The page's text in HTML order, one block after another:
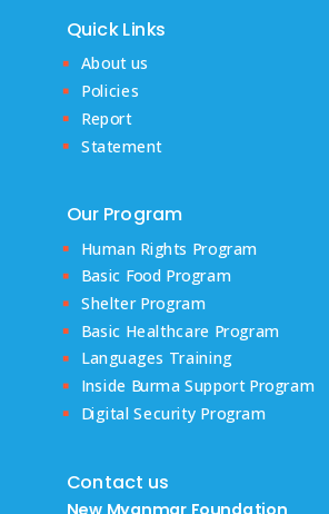
Quick Links
About us
Policies
Report
Statement
Our Program
Human Rights Program
Basic Food Program
Shelter Program
Basic Healthcare Program
Languages Training
Inside Burma Support Program
Digital Security Program
Contact us